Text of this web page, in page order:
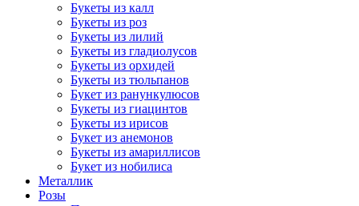
Букеты из калл
Букеты из роз
Букеты из лилий
Букеты из гладиолусов
Букеты из орхидей
Букеты из тюльпанов
Букет из ранункулюсов
Букеты из гиацинтов
Букеты из ирисов
Букет из анемонов
Букеты из амариллисов
Букет из нобилиса
Металлик
Розы